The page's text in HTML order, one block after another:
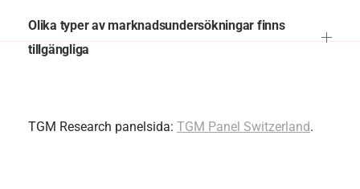
Olika typer av marknadsundersökningar finns
tillgängliga
TGM Research panelsida: TGM Panel Switzerland.